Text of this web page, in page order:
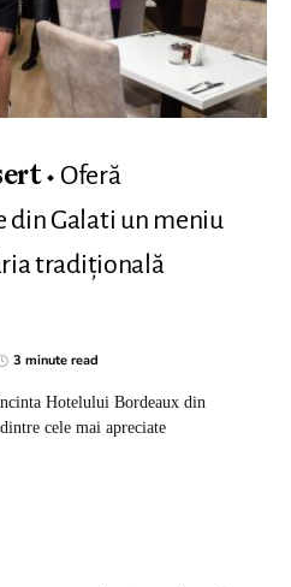
Oferă
din Galati un meniu
tradițională
3 minute read
Hotelului Bordeaux din
cele mai apreciate